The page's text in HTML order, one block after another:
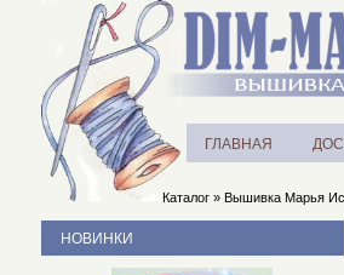
ГЛАВНАЯ
Каталог» Вышивка Марья
НОВИНКИ